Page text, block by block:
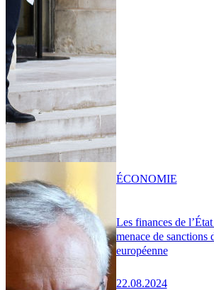
Les finances de
menace de sanctions
européenne
22.08.2024
ÉCONOMIE